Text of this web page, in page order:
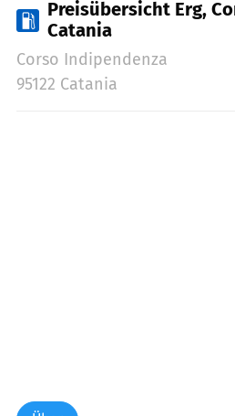
Preisübersicht Erg,
Catania
Corso Indipendenza
95122 Catania